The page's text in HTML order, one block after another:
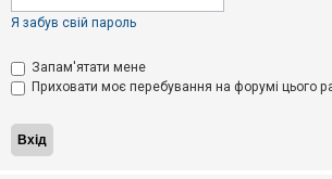
і
Т
м
и
б
Я забув свій пароль
Запам'ятати мене
Приховати моє перебування на форумі цього